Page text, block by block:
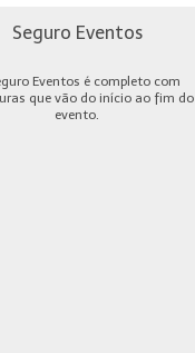
Seguro Eventos
Eventos é completo com
que vão do início ao fim do
evento.